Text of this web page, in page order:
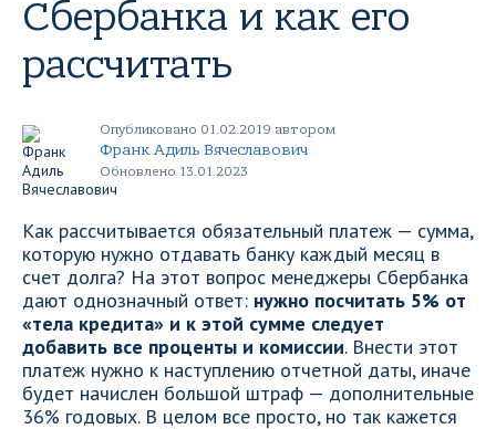
Сбербанка и как его
рассчитать
Опубликовано 01.02.2019 автором
Франк Адиль Вячеславович
Обновлено 13.01.2023
Как рассчитывается обязательный платеж — сумма,
которую нужно отдавать банку каждый месяц в
счет долга? На этот вопрос менеджеры Сбербанка
дают однозначный ответ: нужно посчитать 5% от
«тела кредита» и к этой сумме следует
добавить все проценты и комиссии. Внести этот
платеж нужно к наступлению отчетной даты, иначе
будет начислен большой штраф — дополнительные
36% годовых. В целом все просто, но так кажется